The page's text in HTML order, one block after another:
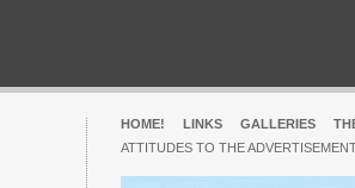
HOME! LINKS GALLERIES
ATTITUDES TO THE